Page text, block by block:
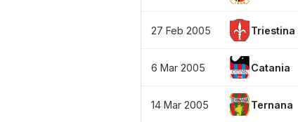
27 Feb 2005 Triestina
6 Mar 2005 Catania
14 Mar 2005 Ternana